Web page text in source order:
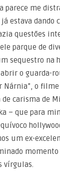
parece me
estava dando
questões
parque de
sequestro na
abrir o guarda-
Nárnia”, o filme
carisma de
– que para
um ex-
vírgulas.